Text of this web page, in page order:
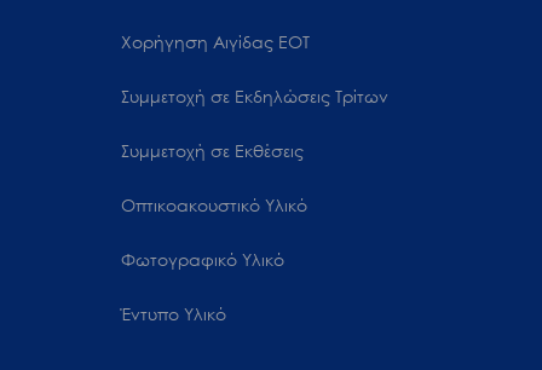
Χορήγηση Αιγίδας ΕΟΤ
Συμμετοχή σε Εκδηλώσεις Τρίτων
Συμμετοχή σε Εκθέσεις
Οπτικοακουστικό Υλικό
Φωτογραφικό Υλικό
Έντυπο Υλικό